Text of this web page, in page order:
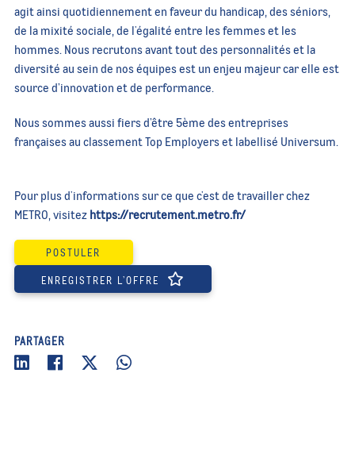
agit ainsi quotidiennement en faveur du handicap, des séniors,
de la mixité sociale, de l'égalité entre les femmes et les
hommes. Nous recrutons avant tout des personnalités et la
diversité au sein de nos équipes est un enjeu majeur car elle est
source d’innovation et de performance.
Nous sommes aussi fiers d’être 5ème des entreprises
françaises au classement Top Employers et labellisé Universum.
Pour plus d'informations sur ce que c'est de travailler chez
METRO, visitez https://recrutement.metro.fr/
POSTULER
ENREGISTRER L’OFFRE
PARTAGER